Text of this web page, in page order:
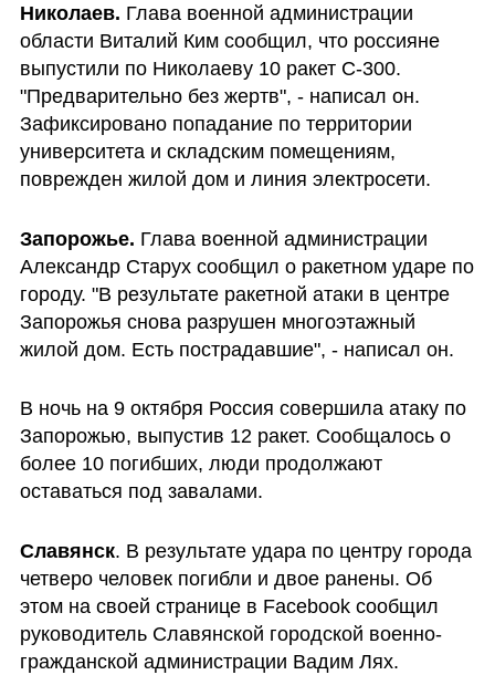
Николаев. Глава военной администрации
области Виталий Ким сообщил, что россияне
выпустили по Николаеву 10 ракет С-300.
"Предварительно без жертв", - написал он.
Зафиксировано попадание по территории
университета и складским помещениям,
поврежден жилой дом и линия электросети.
Запорожье. Глава военной администрации
Александр Старух сообщил о ракетном ударе по
городу. "В результате ракетной атаки в центре
Запорожья снова разрушен многоэтажный
жилой дом. Есть пострадавшие", - написал он.
В ночь на 9 октября Россия совершила атаку по
Запорожью, выпустив 12 ракет. Сообщалось о
более 10 погибших, люди продолжают
оставаться под завалами.
Славянск. В результате удара по центру города
четверо человек погибли и двое ранены. Об
этом на своей странице в Facebook сообщил
руководитель Славянской городской военно-
гражданской администрации Вадим Лях.